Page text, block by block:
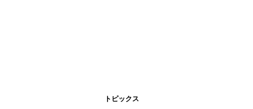
トピックス